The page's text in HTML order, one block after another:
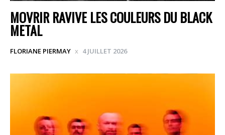
MOVRIR RAVIVE LES COULEURS DU BLACK
METAL
FLORIANE PIERMAY 4 JUILLET 2026